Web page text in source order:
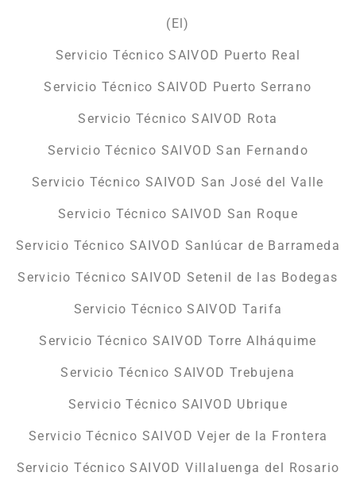
(El)
Servicio Técnico SAIVOD Puerto Real
Servicio Técnico SAIVOD Puerto Serrano
Servicio Técnico SAIVOD Rota
Servicio Técnico SAIVOD San Fernando
Servicio Técnico SAIVOD San José del Valle
Servicio Técnico SAIVOD San Roque
Servicio Técnico SAIVOD Sanlúcar de Barrameda
Servicio Técnico SAIVOD Setenil de las Bodegas
Servicio Técnico SAIVOD Tarifa
Servicio Técnico SAIVOD Torre Alháquime
Servicio Técnico SAIVOD Trebujena
Servicio Técnico SAIVOD Ubrique
Servicio Técnico SAIVOD Vejer de la Frontera
Servicio Técnico SAIVOD Villaluenga del Rosario